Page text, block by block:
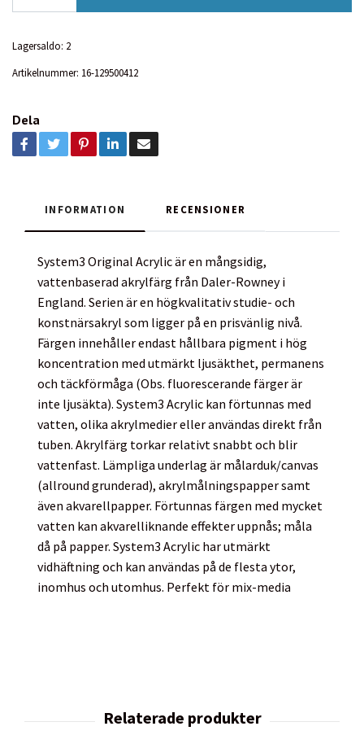
Lagersaldo: 2
Artikelnummer: 16-129500412
Dela
INFORMATION RECENSIONER
System3 Original Acrylic är en mångsidig,
vattenbaserad akrylfärg från Daler-Rowney i
England. Serien är en högkvalitativ studie- och
konstnärsakryl som ligger på en prisvänlig nivå.
Färgen innehåller endast hållbara pigment i hög
koncentration med utmärkt ljusäkthet, permanens
och täckförmåga (Obs. fluorescerande färger är
inte ljusäkta). System3 Acrylic kan förtunnas med
vatten, olika akrylmedier eller användas direkt från
tuben. Akrylfärg torkar relativt snabbt och blir
vattenfast. Lämpliga underlag är målarduk/canvas
(allround grunderad), akrylmålningspapper samt
även akvarellpapper. Förtunnas färgen med mycket
vatten kan akvarelliknande effekter uppnås; måla
då på papper. System3 Acrylic har utmärkt
vidhäftning och kan användas på de flesta ytor,
inomhus och utomhus. Perfekt för mix-media